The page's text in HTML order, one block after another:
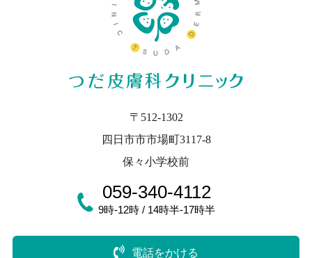
〒512-1302
四日市市市場町3117-8
保々小学校前
059-340-4112
9時-12時 / 14時半-17時半
電話をかける